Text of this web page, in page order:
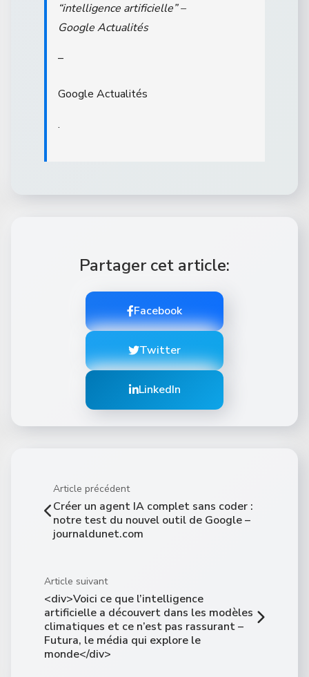
“intelligence artificielle” –
Google Actualités
–
Google Actualités
.
Partager cet article:
Facebook
Twitter
LinkedIn
Article précédent
Créer un agent IA complet sans coder :
notre test du nouvel outil de Google –
journaldunet.com
Article suivant
<div>Voici ce que l’intelligence
artificielle a découvert dans les modèles
climatiques et ce n’est pas rassurant –
Futura, le média qui explore le
monde</div>